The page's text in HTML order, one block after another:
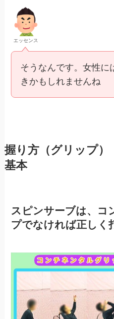
エッセンス
そうなんです。女性に
きかもしれませんね
握り方（グリップ
基本
スピンサーブは、コ
プでなければ正しく